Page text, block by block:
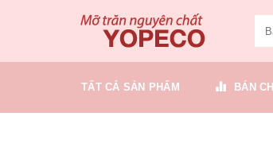
TẤT CẢ SẢN PHẨM BÁN